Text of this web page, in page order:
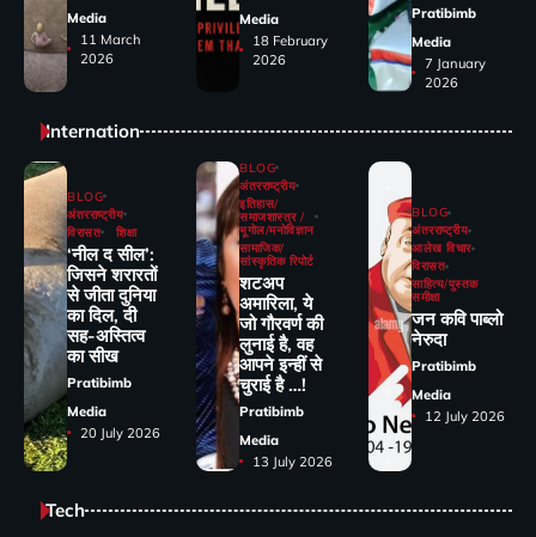
Media
11 March
2026
Media
18 February
2026
Pratibimb
Media
7 January
2026
Internation
BLOG
अंतरराष्ट्रीय
विरासत
शिक्षा
‘नील द सील’:
जिसने शरारतों
से जीता दुनिया
का दिल, दी
सह-अस्तित्व
का सीख
Pratibimb
Media
20 July 2026
BLOG
अंतरराष्ट्रीय
इतिहास/
समाजशास्त्र /
भूगोल/मनोविज्ञान
सामाजिक/
सांस्कृतिक रिपोर्ट
शटअप
अमारिला, ये
जो गौरवर्ण की
लुनाई है, वह
आपने इन्हीं से
चुराई है …!
Pratibimb
Media
13 July 2026
BLOG
अंतरराष्ट्रीय
आलेख विचार
विरासत
साहित्य/पुस्तक
समीक्षा
जन कवि पाब्लो
नेरुदा
Pratibimb
Media
12 July 2026
Tech